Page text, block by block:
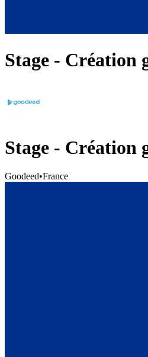
Stage - Création
Stage - Création
Goodeed•France